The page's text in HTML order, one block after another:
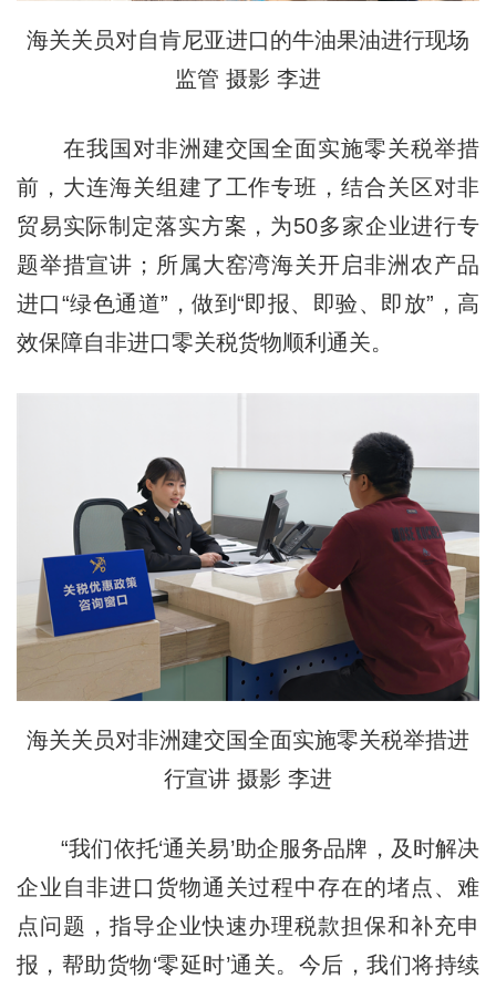
海关关员对自肯尼亚进口的牛油果油进行现场
监管 摄影 李进
在我国对非洲建交国全面实施零关税举措
前，大连海关组建了工作专班，结合关区对非
贸易实际制定落实方案，为50多家企业进行专
题举措宣讲；所属大窑湾海关开启非洲农产品
进口“绿色通道”，做到“即报、即验、即放”，高
效保障自非进口零关税货物顺利通关。
海关关员对非洲建交国全面实施零关税举措进
行宣讲 摄影 李进
“我们依托‘通关易’助企服务品牌，及时解决
企业自非进口货物通关过程中存在的堵点、难
点问题，指导企业快速办理税款担保和补充申
报，帮助货物‘零延时’通关。今后，我们将持续